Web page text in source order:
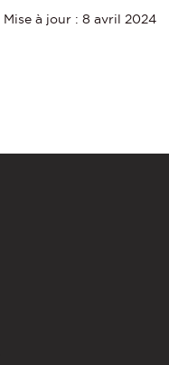
Mise à jour : 8 avril 2024